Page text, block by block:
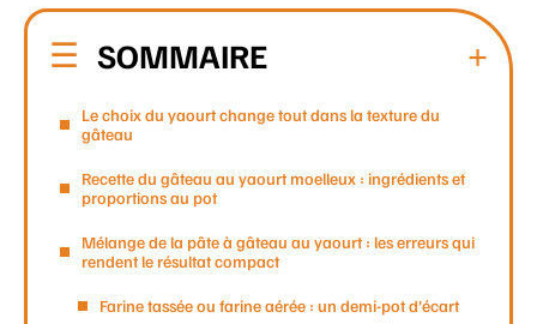
SOMMAIRE
Le choix du yaourt change tout dans la texture du
gâteau
Recette du gâteau au yaourt moelleux : ingrédients et
proportions au pot
Mélange de la pâte à gâteau au yaourt : les erreurs qui
rendent le résultat compact
Farine tassée ou farine aérée : un demi-pot d’écart